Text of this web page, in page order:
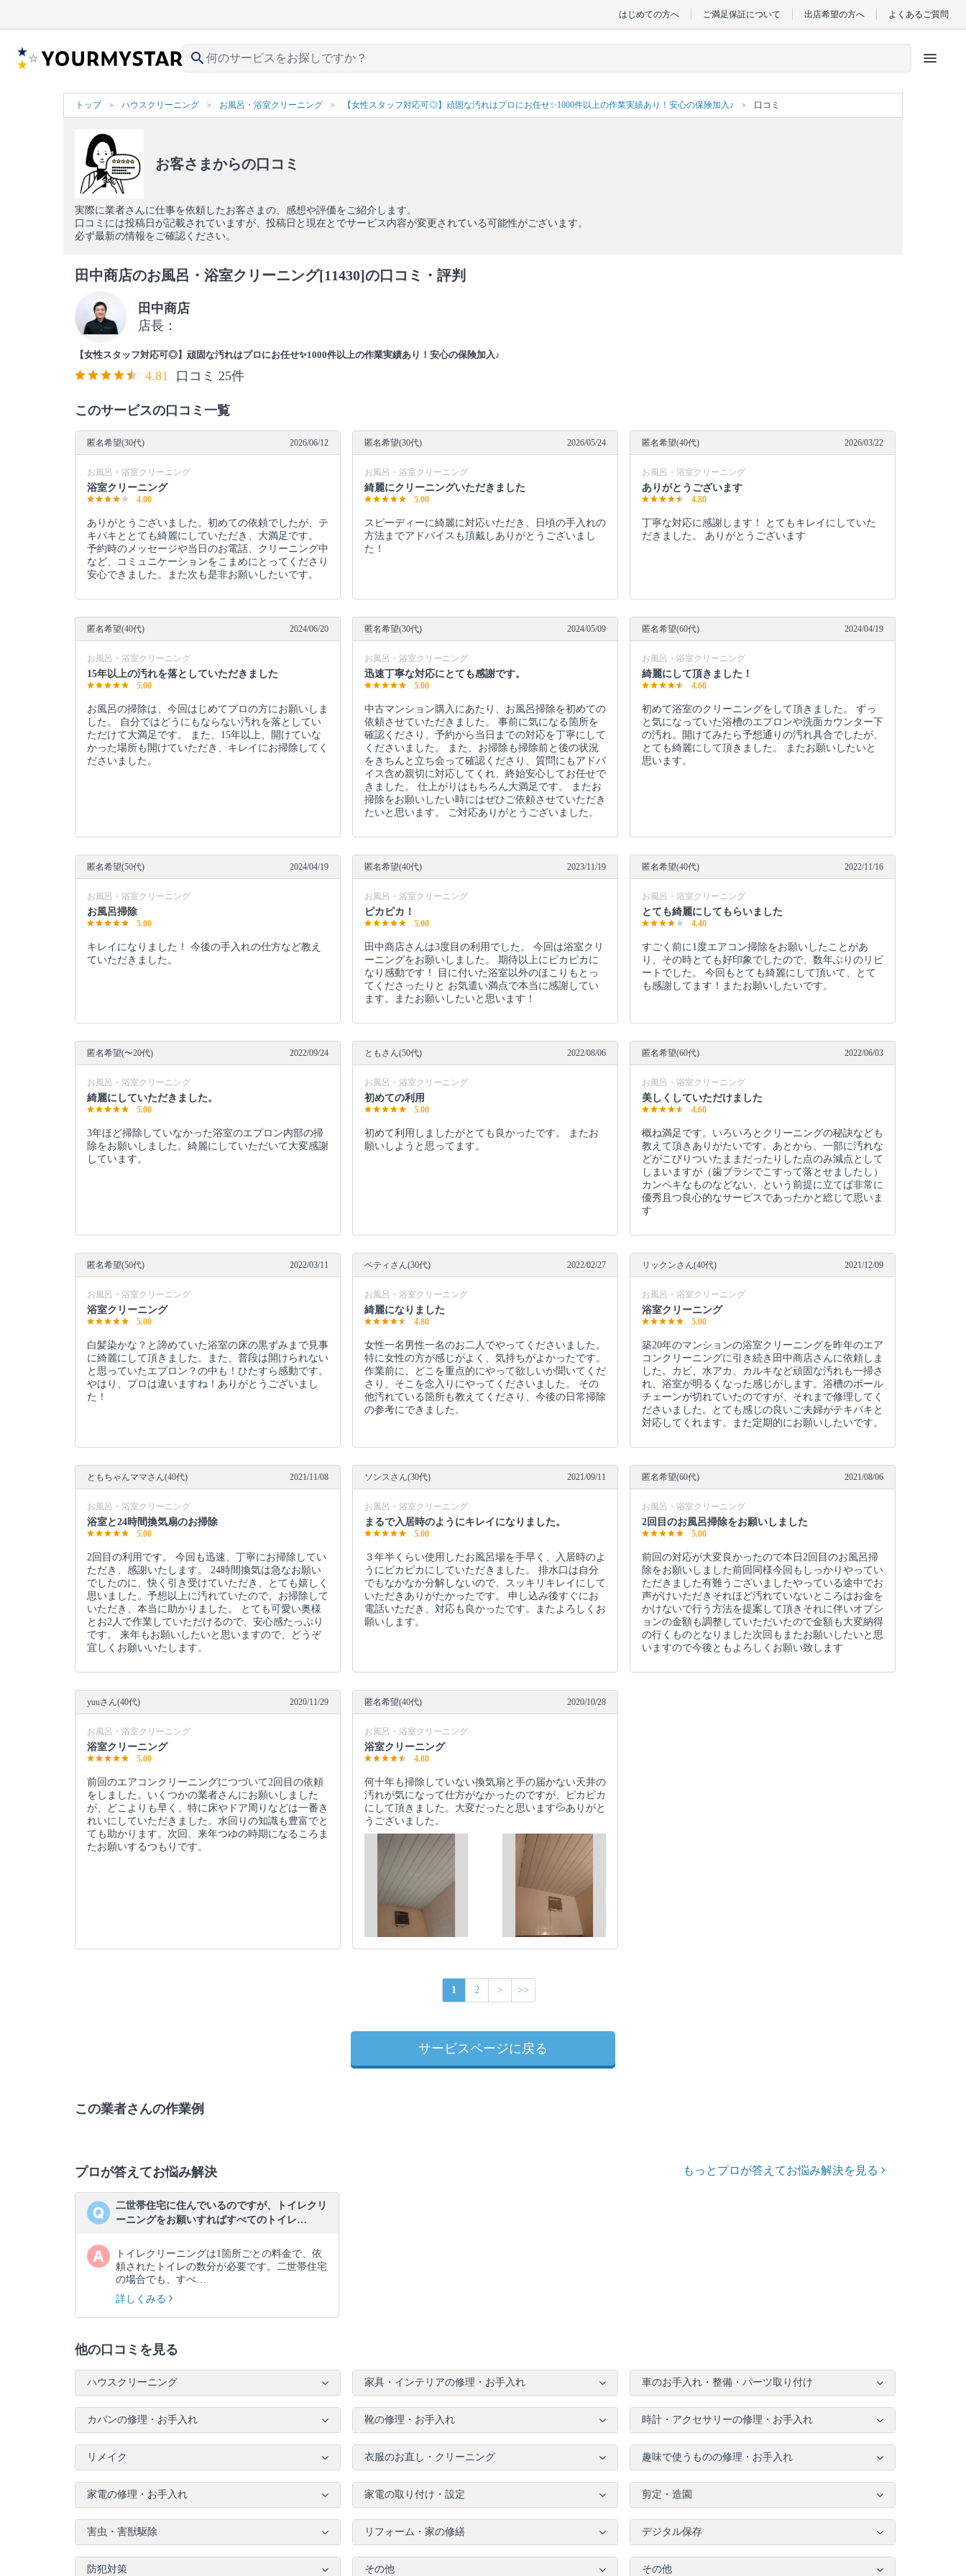
はじめての方へ ご満足保証について 出店希望の方へ よくあるご質問
search menu
トップ ハウスクリーニング お風呂・浴室クリーニング 【女性スタッフ対応可◎】頑固な汚れはプロにお任せ✨1000件以上の作業実績あり！安心の保険加入♪ 口コミ
お客さまからの口コミ
実際に業者さんに仕事を依頼したお客さまの、感想や評価をご紹介します。
口コミには投稿日が記載されていますが、投稿日と現在とでサービス内容が変更されている可能性がございます。
必ず最新の情報をご確認ください。
田中商店のお風呂・浴室クリーニング[11430]の口コミ・評判
田中商店
店長：
【女性スタッフ対応可◎】頑固な汚れはプロにお任せ✨1000件以上の作業実績あり！安心の保険加入♪
4.81 口コミ 25件
このサービスの口コミ一覧
匿名希望(30代) 2026/06/12
お風呂・浴室クリーニング
浴室クリーニング
4.00
ありがとうございました。初めての依頼でしたが、テ
キパキととても綺麗にしていただき、大満足です。
予約時のメッセージや当日のお電話、クリーニング中
など、コミュニケーションをこまめにとってくださり
安心できました。また次も是非お願いしたいです。
匿名希望(30代) 2026/05/24
お風呂・浴室クリーニング
綺麗にクリーニングいただきました
5.00
スピーディーに綺麗に対応いただき、日頃の手入れの
方法までアドバイスも頂戴しありがとうございまし
た！
匿名希望(40代) 2026/03/22
お風呂・浴室クリーニング
ありがとうございます
4.80
丁寧な対応に感謝します！ とてもキレイにしていた
だきました。 ありがとうございます
匿名希望(40代) 2024/06/20
お風呂・浴室クリーニング
15年以上の汚れを落としていただきました
5.00
お風呂の掃除は、今回はじめてプロの方にお願いしま
した。 自分ではどうにもならない汚れを落としてい
ただけて大満足です。 また、15年以上、開けていな
かった場所も開けていただき、キレイにお掃除してく
ださいました。
匿名希望(30代) 2024/05/09
お風呂・浴室クリーニング
迅速丁寧な対応にとても感謝です。
5.00
中古マンション購入にあたり、お風呂掃除を初めての
依頼させていただきました。 事前に気になる箇所を
確認くださり、予約から当日までの対応を丁寧にして
くださいました。 また、お掃除も掃除前と後の状況
をきちんと立ち会って確認くださり、質問にもアドバ
イス含め親切に対応してくれ、終始安心してお任せで
きました。 仕上がりはもちろん大満足です。 またお
掃除をお願いしたい時にはぜひご依頼させていただき
たいと思います。 ご対応ありがとうございました。
匿名希望(60代) 2024/04/19
お風呂・浴室クリーニング
綺麗にして頂きました！
4.60
初めて浴室のクリーニングをして頂きました。 ずっ
と気になっていた浴槽のエプロンや洗面カウンター下
の汚れ。開けてみたら予想通りの汚れ具合でしたが、
とても綺麗にして頂きました。 またお願いしたいと
思います。
匿名希望(50代) 2024/04/19
お風呂・浴室クリーニング
お風呂掃除
5.00
キレイになりました！ 今後の手入れの仕方など教え
ていただきました。
匿名希望(40代) 2023/11/19
お風呂・浴室クリーニング
ピカピカ！
5.00
田中商店さんは3度目の利用でした。 今回は浴室クリ
ーニングをお願いしました。 期待以上にピカピカに
なり感動です！ 目に付いた浴室以外のほこりもとっ
てくださったりと お気遣い満点で本当に感謝してい
ます。またお願いしたいと思います！
匿名希望(40代) 2022/11/16
お風呂・浴室クリーニング
とても綺麗にしてもらいました
4.40
すごく前に1度エアコン掃除をお願いしたことがあ
り、その時とても好印象でしたので、数年ぶりのリピ
ートでした。 今回もとても綺麗にして頂いて、とて
も感謝してます！またお願いしたいです。
匿名希望(〜20代) 2022/09/24
お風呂・浴室クリーニング
綺麗にしていただきました。
5.00
3年ほど掃除していなかった浴室のエプロン内部の掃
除をお願いしました。綺麗にしていただいて大変感謝
しています。
ともさん(50代) 2022/08/06
お風呂・浴室クリーニング
初めての利用
5.00
初めて利用しましたがとても良かったです。 またお
願いしようと思ってます。
匿名希望(60代) 2022/06/03
お風呂・浴室クリーニング
美しくしていただけました
4.60
概ね満足です。いろいろとクリーニングの秘訣なども
教えて頂きありがたいです。あとから、一部に汚れな
どがこびりついたままだったりした点のみ減点として
しまいますが（歯ブラシでこすって落とせましたし）
カンペキなものなどない、という前提に立てば非常に
優秀且つ良心的なサービスであったかと総じて思いま
す
匿名希望(50代) 2022/03/11
お風呂・浴室クリーニング
浴室クリーニング
5.00
白髪染かな？と諦めていた浴室の床の黒ずみまで見事
に綺麗にして頂きました。また、普段は開けられない
と思っていたエプロン？の中も！ひたすら感動です。
やはり、プロは違いますね！ありがとうございまし
た！
ベティさん(30代) 2022/02/27
お風呂・浴室クリーニング
綺麗になりました
4.80
女性一名男性一名のお二人でやってくださいました。
特に女性の方が感じがよく、気持ちがよかったです。
作業前に、どこを重点的にやって欲しいか聞いてくだ
さり、そこを念入りにやってくださいました。 その
他汚れている箇所も教えてくださり、今後の日常掃除
の参考にできました。
リックンさん(40代) 2021/12/09
お風呂・浴室クリーニング
浴室クリーニング
5.00
築20年のマンションの浴室クリーニングを昨年のエア
コンクリーニングに引き続き田中商店さんに依頼しま
した。カビ、水アカ、カルキなど頑固な汚れも一掃さ
れ、浴室が明るくなった感じがします。浴槽のボール
チェーンが切れていたのですが、それまで修理してく
ださいました。とても感じの良いご夫婦がテキパキと
対応してくれます。また定期的にお願いしたいです。
ともちゃんママさん(40代) 2021/11/08
お風呂・浴室クリーニング
浴室と24時間換気扇のお掃除
5.00
2回目の利用です。 今回も迅速、丁寧にお掃除してい
ただき、感謝いたします。 24時間換気は急なお願い
でしたのに、快く引き受けていただき、とても嬉しく
思いました。予想以上に汚れていたので、お掃除して
いただき、本当に助かりました。 とても可愛い奥様
とお2人で作業していただけるので、安心感たっぷり
です。 来年もお願いしたいと思いますので、どうぞ
宜しくお願いいたします。
ソンスさん(30代) 2021/09/11
お風呂・浴室クリーニング
まるで入居時のようにキレイになりました。
5.00
３年半くらい使用したお風呂場を手早く、入居時のよ
うにピカピカにしていただきました。 排水口は自分
でもなかなか分解しないので、スッキリキレイにして
いただきありがたかったです。 申し込み後すぐにお
電話いただき、対応も良かったです。またよろしくお
願いします。
匿名希望(60代) 2021/08/06
お風呂・浴室クリーニング
2回目のお風呂掃除をお願いしました
5.00
前回の対応が大変良かったので本日2回目のお風呂掃
除をお願いしました前回同様今回もしっかりやってい
ただきました有難うございましたやっている途中でお
声がけいただきそれほど汚れていないところはお金を
かけないで行う方法を提案して頂きそれに伴いオプシ
ョンの金額も調整していただいたので金額も大変納得
の行くものとなりました次回もまたお願いしたいと思
いますので今後ともよろしくお願い致します
yuuさん(40代) 2020/11/29
お風呂・浴室クリーニング
浴室クリーニング
5.00
前回のエアコンクリーニングにつづいて2回目の依頼
をしました。いくつかの業者さんにお願いしました
が、どこよりも早く、特に床やドア周りなどは一番き
れいにしていただきました。水回りの知識も豊富でと
ても助かります。次回、来年つゆの時期になるころま
たお願いするつもりです。
匿名希望(40代) 2020/10/28
お風呂・浴室クリーニング
浴室クリーニング
4.80
何十年も掃除していない換気扇と手の届かない天井の
汚れが気になって仕方がなかったのですが、ピカピカ
にして頂きました。大変だったと思います💦ありがと
うございました。
1 2 > >>
サービスページに戻る
この業者さんの作業例
プロが答えてお悩み解決 もっとプロが答えてお悩み解決を見る
二世帯住宅に住んでいるのですが、トイレクリ
ーニングをお願いすればすべてのトイレ…
トイレクリーニングは1箇所ごとの料金で、依
頼されたトイレの数分が必要です。二世帯住宅
の場合でも、すべ…
詳しくみる
他の口コミを見る
ハウスクリーニング 家具・インテリアの修理・お手入れ 車のお手入れ・整備・パーツ取り付け
カバンの修理・お手入れ 靴の修理・お手入れ 時計・アクセサリーの修理・お手入れ
リメイク 衣服のお直し・クリーニング 趣味で使うものの修理・お手入れ
家電の修理・お手入れ 家電の取り付け・設定 剪定・造園
害虫・害獣駆除 リフォーム・家の修繕 デジタル保存
防犯対策 その他 その他